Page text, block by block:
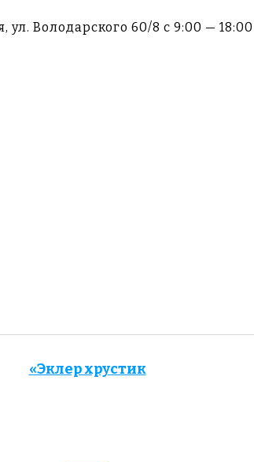
ул. Володарского 60/8 c 9:00 — 18:00
«Эклер хрустик